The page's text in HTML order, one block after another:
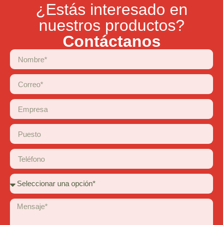
¿Estás interesado en
nuestros productos?
Contáctanos